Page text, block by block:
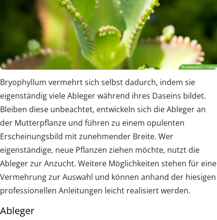
Bryophyllum vermehrt sich selbst dadurch, indem sie
eigenständig viele Ableger während ihres Daseins bildet.
Bleiben diese unbeachtet, entwickeln sich die Ableger an
der Mutterpflanze und führen zu einem opulenten
Erscheinungsbild mit zunehmender Breite. Wer
eigenständige, neue Pflanzen ziehen möchte, nutzt die
Ableger zur Anzucht. Weitere Möglichkeiten stehen für eine
Vermehrung zur Auswahl und können anhand der hiesigen
professionellen Anleitungen leicht realisiert werden.
Ableger